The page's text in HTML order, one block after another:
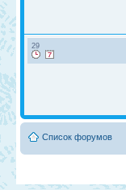
29
Список форумов